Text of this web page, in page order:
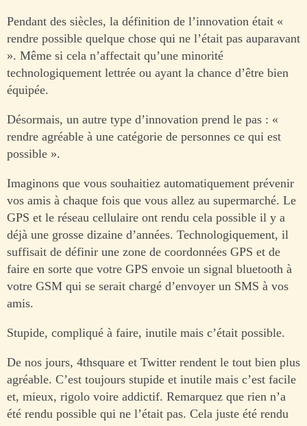
Pendant des siècles, la définition de l’innovation était «
rendre possible quelque chose qui ne l’était pas auparavant
». Même si cela n’affectait qu’une minorité
technologiquement lettrée ou ayant la chance d’être bien
équipée.
Désormais, un autre type d’innovation prend le pas : «
rendre agréable à une catégorie de personnes ce qui est
possible ».
Imaginons que vous souhaitiez automatiquement prévenir
vos amis à chaque fois que vous allez au supermarché. Le
GPS et le réseau cellulaire ont rendu cela possible il y a
déjà une grosse dizaine d’années. Technologiquement, il
suffisait de définir une zone de coordonnées GPS et de
faire en sorte que votre GPS envoie un signal bluetooth à
votre GSM qui se serait chargé d’envoyer un SMS à vos
amis.
Stupide, compliqué à faire, inutile mais c’était possible.
De nos jours, 4thsquare et Twitter rendent le tout bien plus
agréable. C’est toujours stupide et inutile mais c’est facile
et, mieux, rigolo voire addictif. Remarquez que rien n’a
été rendu possible qui ne l’était pas. Cela juste été rendu